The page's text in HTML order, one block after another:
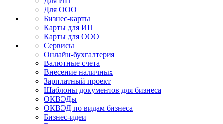
Для ООО
Бизнес-карты
Карты для ИП
Карты для ООО
Сервисы
Онлайн-бухгалтерия
Валютные счета
Внесение наличных
Зарплатный проект
Шаблоны документов для бизнеса
ОКВЭДы
ОКВЭД по видам бизнеса
Бизнес-идеи